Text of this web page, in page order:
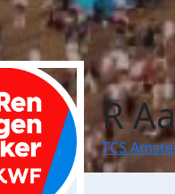
R
TCS